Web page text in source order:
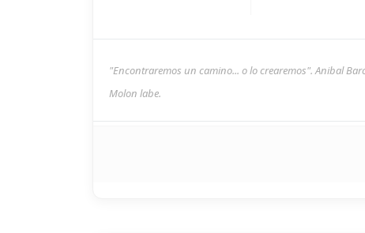
"Encontraremos un camino... o lo crearemos". Anibal
Molon labe.